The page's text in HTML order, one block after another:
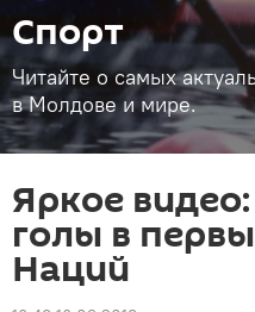
Спорт
Читайте о самых
в Молдове и мире.
Яркое
голы в
Наций